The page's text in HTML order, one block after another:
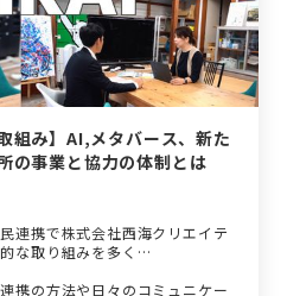
組み】AI,メタバース、新た
の事業と協力の体制とは
連携で株式会社西海クリエイテ
な取り組みを多く…
携の方法や日々のコミュニケー